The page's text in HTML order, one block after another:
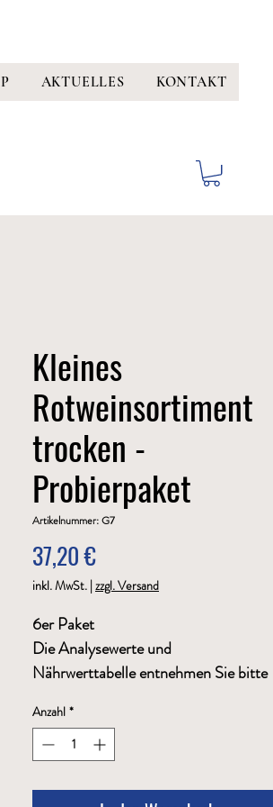
AKTUELLES KONTAKT
Kleines
Rotweinsortiment
trocken -
Probierpaket
Artikelnummer: G7
37,20 €Preis
inkl. MwSt. |zzgl. Versand
6er Paket
Die Analysewerte und
Nährwerttabelle entnehmen Sie bitte
entsprechenden Weine.
F8 Spätburgunder tr. 0,75 ltr., F11
0,75 ltr., F14 Merlot tr. 0,75 ltr., F16
Anzahl *